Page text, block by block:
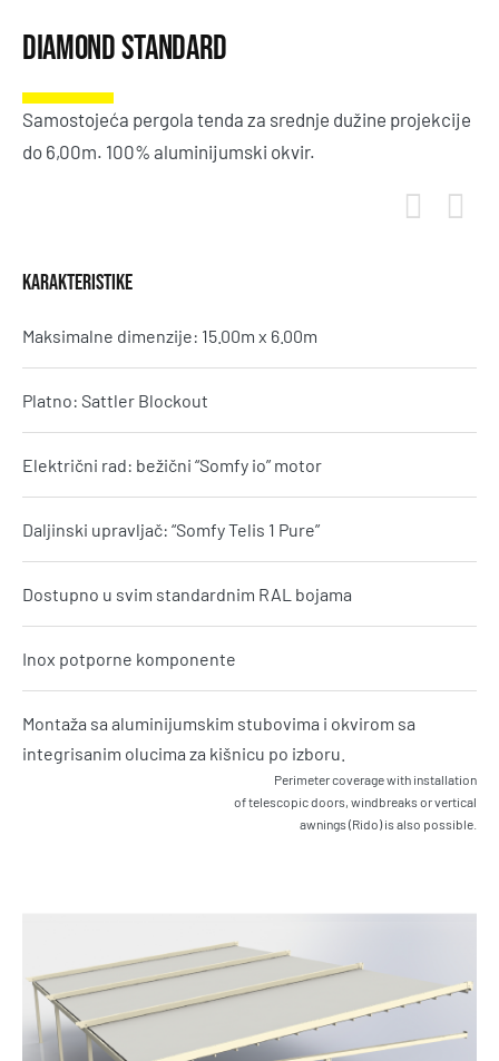
Diamond Standard
Samostojeća pergola tenda za srednje dužine projekcije
do 6,00m. 100% aluminijumski okvir.
KARAKTERISTIKE
Maksimalne dimenzije: 15.00m x 6.00m
Platno: Sattler Blockout
Električni rad: bežični “Somfy io” motor
Daljinski upravljač: “Somfy Telis 1 Pure”
Dostupno u svim standardnim RAL bojama
Inox potporne komponente
Montaža sa aluminijumskim stubovima i okvirom sa
integrisanim olucima za kišnicu po izboru.
Perimeter coverage with installation
of telescopic doors, windbreaks or vertical
awnings (Rido) is also possible.